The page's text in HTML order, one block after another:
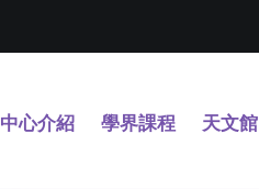
中心介紹 學界課程 天文館